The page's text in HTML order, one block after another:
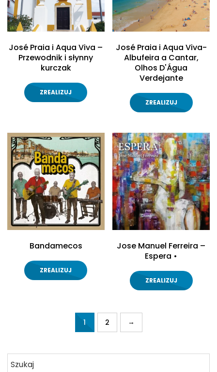
José Praia i Aqua Viva –
Przewodnik i słynny
kurczak
ZREALIZUJ
José Praia i Aqua Viva-
Albufeira a Cantar,
Olhos D'Água
Verdejante
ZREALIZUJ
Bandamecos
ZREALIZUJ
Jose Manuel Ferreira –
Espera •
ZREALIZUJ
1 2 →